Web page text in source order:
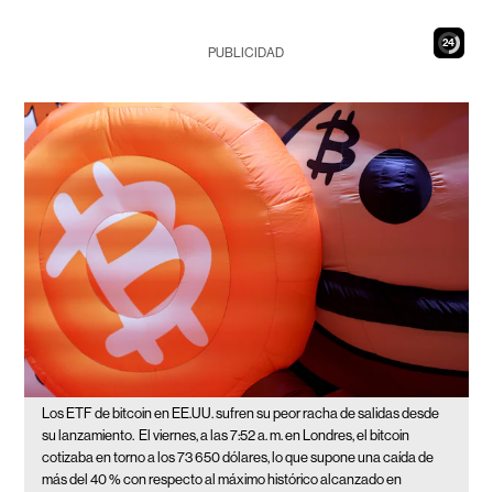
23
PUBLICIDAD
Los ETF de bitcoin en EE.UU. sufren su peor racha de salidas desde
su lanzamiento. El viernes, a las 7:52 a. m. en Londres, el bitcoin
cotizaba en torno a los 73 650 dólares, lo que supone una caída de
más del 40 % con respecto al máximo histórico alcanzado en